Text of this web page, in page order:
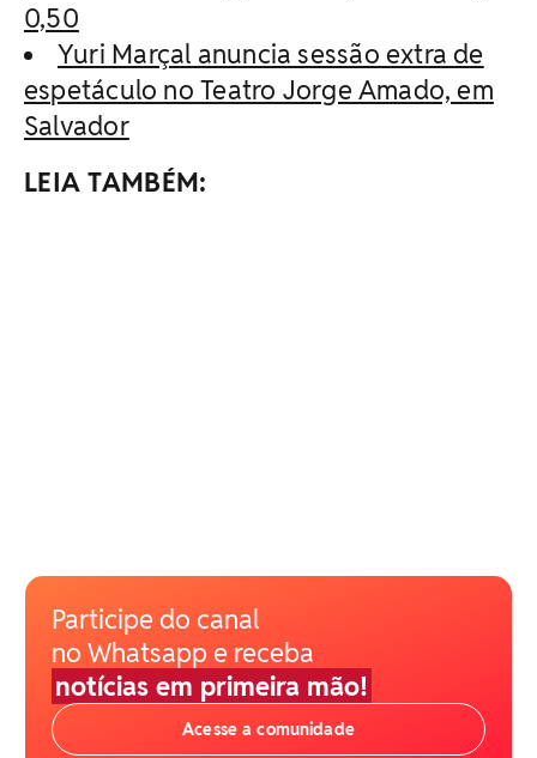
0,50
Yuri Marçal anuncia sessão extra de
espetáculo no Teatro Jorge Amado, em
Salvador
LEIA TAMBÉM:
Participe do canal
no Whatsapp e receba
notícias em primeira mão!
Acesse a comunidade